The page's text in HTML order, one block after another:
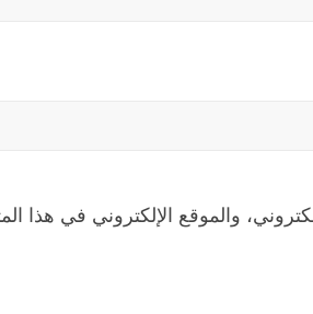
والموقع الإلكتروني في هذا